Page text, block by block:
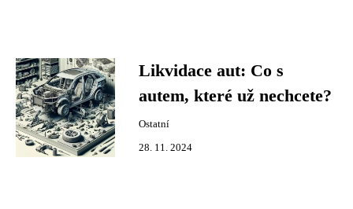
Likvidace aut: Co s
autem, které už nechcete?
Ostatní
28. 11. 2024